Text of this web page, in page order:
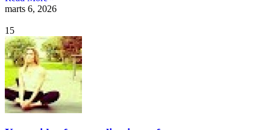
marts 6, 2026
15